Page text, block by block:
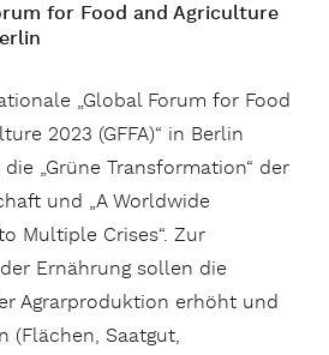
for Food and Agriculture
„Global Forum for Food
2023 (GFFA)“ in Berlin
„Grüne Transformation“ der
und „A Worldwide
Multiple Crises“. Zur
Ernährung sollen die
Agrarproduktion erhöht und
(Flächen, Saatgut,